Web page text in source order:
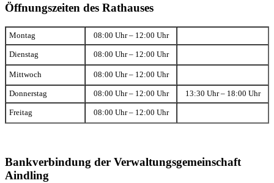
Öffnungszeiten des Rathauses
Montag 08:00 Uhr – 12:00 Uhr
Dienstag 08:00 Uhr – 12:00 Uhr
Mittwoch 08:00 Uhr – 12:00 Uhr
Donnerstag 08:00 Uhr – 12:00 Uhr 13:30 Uhr – 18:00 Uhr
Freitag 08:00 Uhr – 12:00 Uhr
Bankverbindung der Verwaltungsgemeinschaft
Aindling